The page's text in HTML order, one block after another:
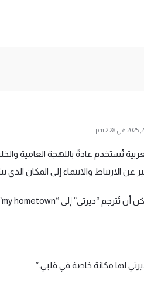
تُستخدم عادةً باللهجة العامية
الارتباط والانتماء إلى المكان